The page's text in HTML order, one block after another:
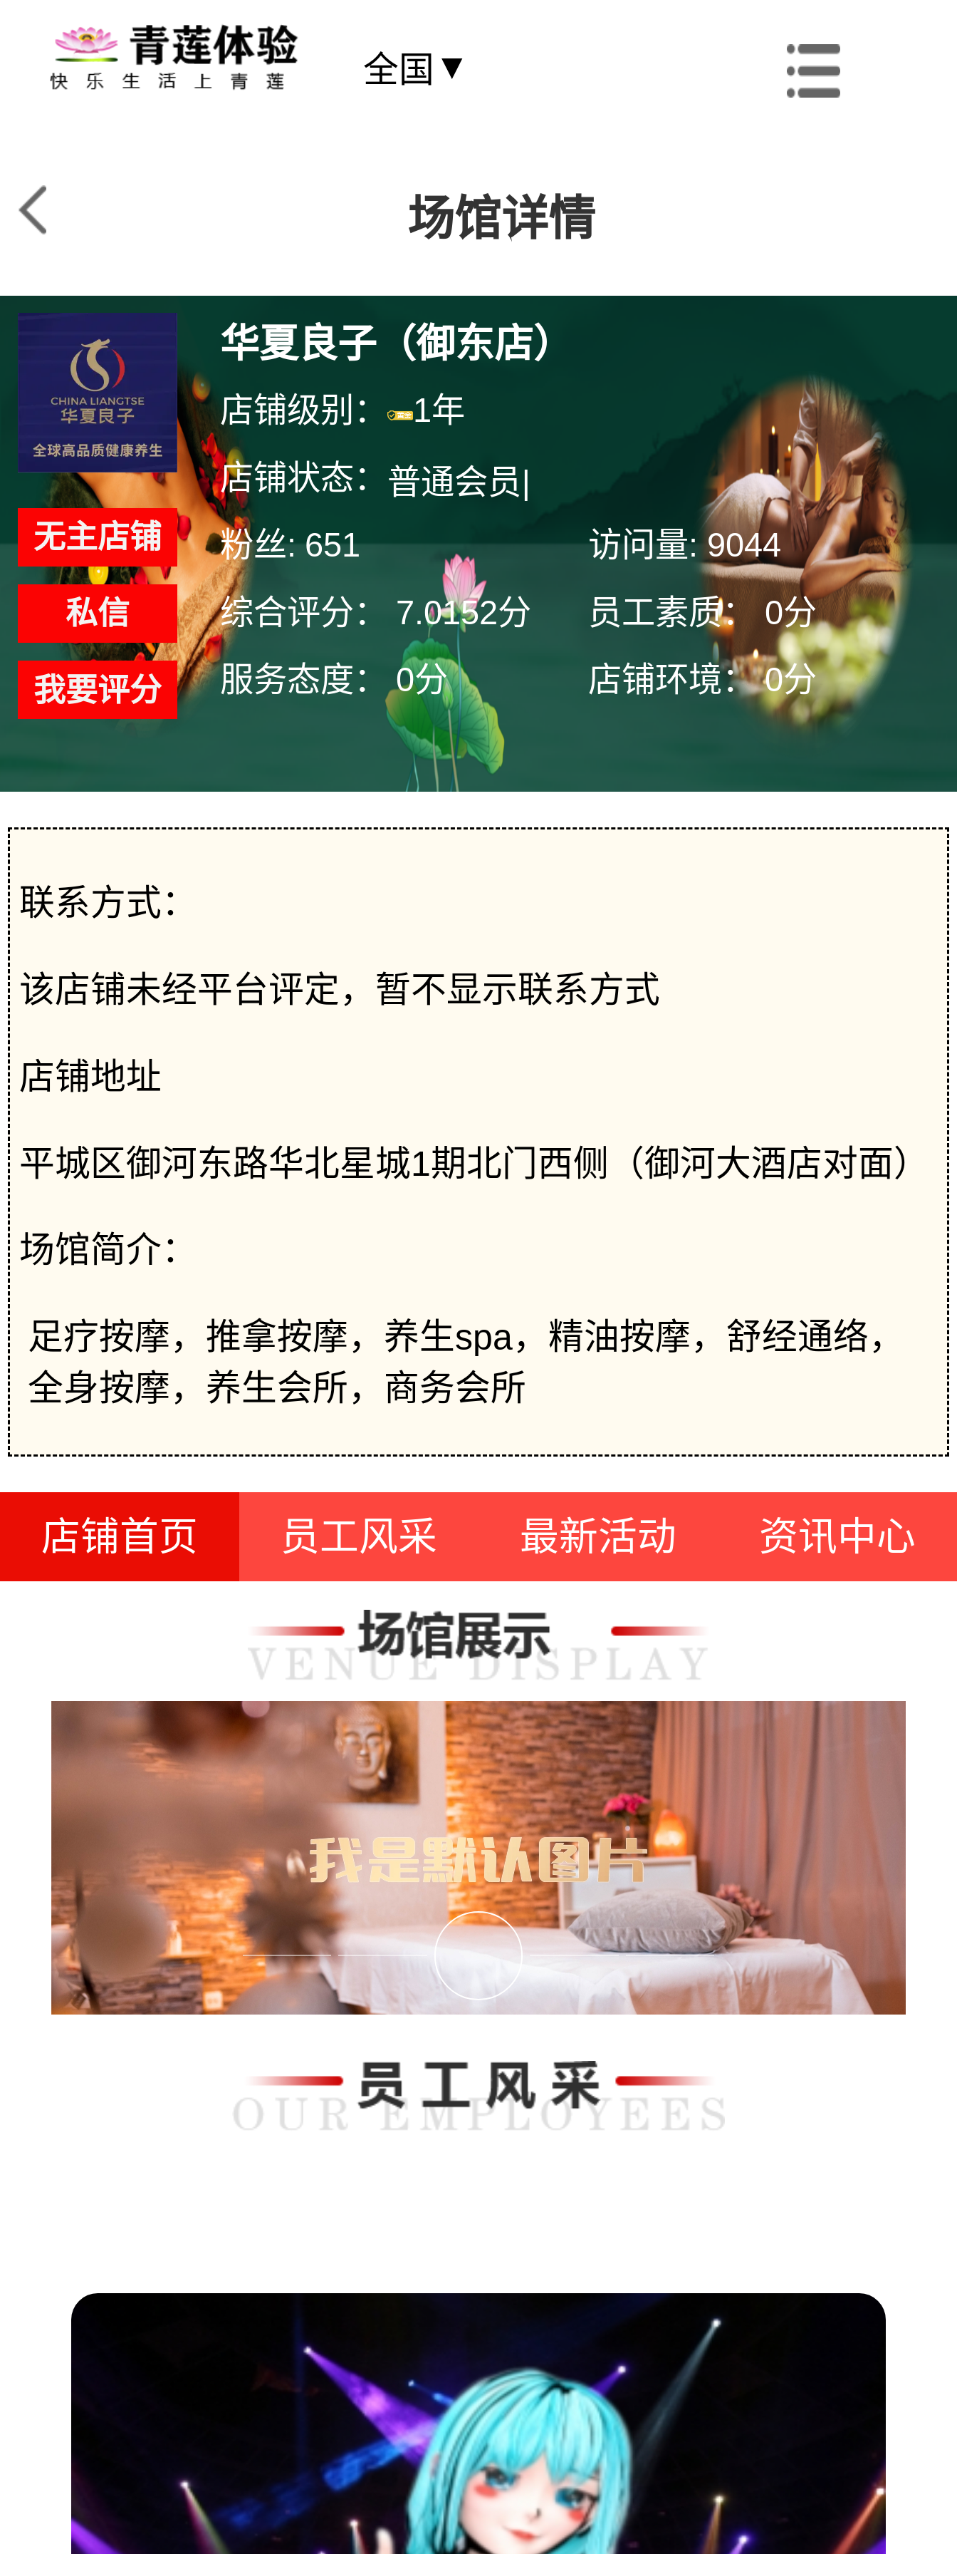
全国 ▼
场馆详情
无主店铺
私信
我要评分
华夏良子（御东店）
店铺级别：
1年
店铺状态： 普通会员|
粉丝: 651 访问量: 9044
综合评分：
7.0152分 员工素质：
0分
服务态度：
0分 店铺环境： 0分
联系方式：
该店铺未经平台评定，暂不显示联系方式
店铺地址
平城区御河东路华北星城1期北门西侧（御河大酒店对面）
场馆简介：
足疗按摩，推拿按摩，养生spa，精油按摩，舒经通络，
全身按摩，养生会所，商务会所
店铺首页 员工风采 最新活动 资讯中心